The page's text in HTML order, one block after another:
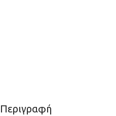
Περιγραφή